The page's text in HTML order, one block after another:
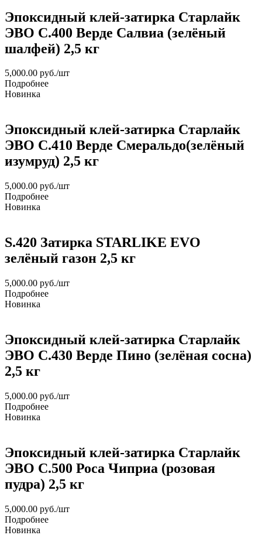
Эпоксидный клей-затирка Старлайк
ЭВО С.400 Верде Салвиа (зелёный
шалфей) 2,5 кг
5,000.00 руб./шт
Подробнее
Новинка
Эпоксидный клей-затирка Старлайк
ЭВО С.410 Верде Смеральдо(зелёный
изумруд) 2,5 кг
5,000.00 руб./шт
Подробнее
Новинка
S.420 Затирка STARLIKE EVO
зелёный газон 2,5 кг
5,000.00 руб./шт
Подробнее
Новинка
Эпоксидный клей-затирка Старлайк
ЭВО С.430 Верде Пино (зелёная сосна)
2,5 кг
5,000.00 руб./шт
Подробнее
Новинка
Эпоксидный клей-затирка Старлайк
ЭВО С.500 Роса Чиприа (розовая
пудра) 2,5 кг
5,000.00 руб./шт
Подробнее
Новинка